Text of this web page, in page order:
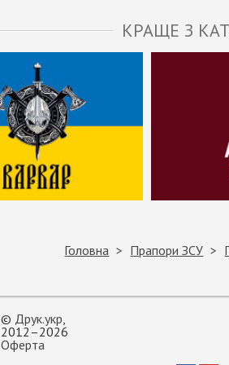
КРАЩЕ З
Головна Прапори ЗСУ
© Друк.укр
2012–2026
Оферта